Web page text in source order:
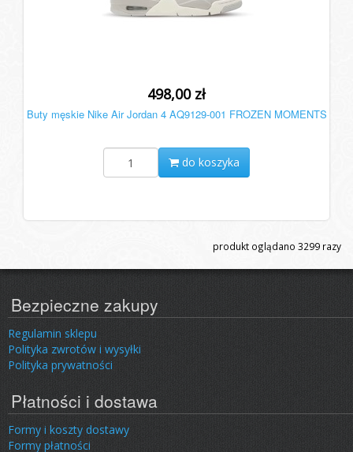
498,00 zł
Buty męskie Nike Air Jordan 4 AQ9129-001 FROZEN MOMENTS
do koszyka
produkt oglądano 3299 razy
Bezpieczne zakupy
Regulamin sklepu
Polityka zwrotów i wysyłki
Polityka prywatności
Płatności i dostawa
Formy i koszty dostawy
Formy płatności